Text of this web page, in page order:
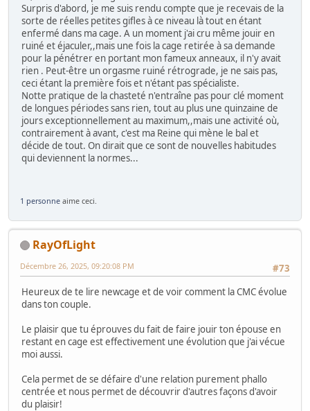
Surpris d'abord, je me suis rendu compte que je recevais de la
sorte de réelles petites gifles à ce niveau là tout en étant
enfermé dans ma cage. A un moment j'ai cru même jouir en
ruiné et éjaculer,,mais une fois la cage retirée à sa demande
pour la pénétrer en portant mon fameux anneaux, il n'y avait
rien . Peut-être un orgasme ruiné rétrograde, je ne sais pas,
ceci étant la première fois et n'étant pas spécialiste.
Notte pratique de la chasteté n'entraîne pas pour clé moment
de longues périodes sans rien, tout au plus une quinzaine de
jours exceptionnellement au maximum,,mais une activité où,
contrairement à avant, c'est ma Reine qui mène le bal et
décide de tout. On dirait que ce sont de nouvelles habitudes
qui deviennent la normes...
1 personne aime ceci.
RayOfLight
#73
Décembre 26, 2025, 09:20:08 PM
Heureux de te lire newcage et de voir comment la CMC évolue
dans ton couple.
Le plaisir que tu éprouves du fait de faire jouir ton épouse en
restant en cage est effectivement une évolution que j'ai vécue
moi aussi.
Cela permet de se défaire d'une relation purement phallo
centrée et nous permet de découvrir d'autres façons d'avoir
du plaisir!